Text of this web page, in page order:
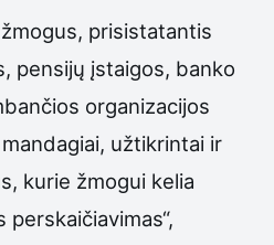
prisistatantis
pensijų įstaigos, banko
organizacijos
užtikrintai ir
kurie žmogui kelia
perskaičiavimas“,